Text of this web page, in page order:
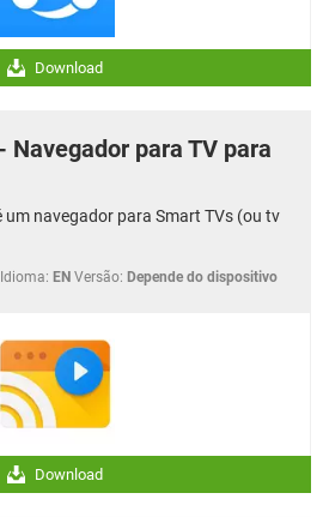
Download
Navegador para TV para
um navegador para Smart TVs (ou tv
Idioma: EN Versão: Depende do dispositivo
Download